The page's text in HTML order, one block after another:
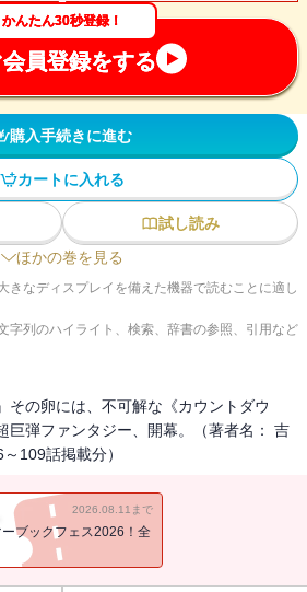
かんたん30秒登録！
員登録をする
購入手続きに進む
カートに入れる
試し読み
ほかの巻を見る
なディスプレイを備えた機器で読むことに適し
字列のハイライト、検索、辞書の参照、引用など
その卵には、不可解な《カウントダウ
巨弾ファンタジー、開幕。（著者名： 吉
109話掲載分）
2026.08.11まで
ーブックフェス2026！全